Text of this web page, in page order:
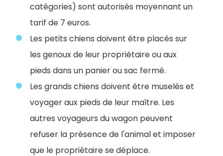
catégories) sont autorisés moyennant un
tarif de 7 euros.
Les petits chiens doivent être placés sur
les genoux de leur propriétaire ou aux
pieds dans un panier ou sac fermé.
Les grands chiens doivent être muselés et
voyager aux pieds de leur maître. Les
autres voyageurs du wagon peuvent
refuser la présence de l'animal et imposer
que le propriétaire se déplace.